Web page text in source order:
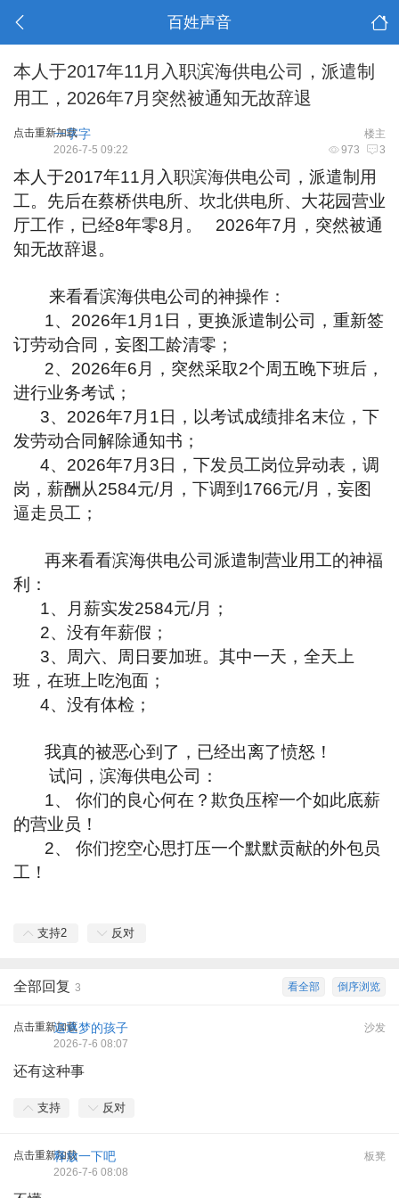
百姓声音
本人于2017年11月入职滨海供电公司，派遣制
用工，2026年7月突然被通知无故辞退
点击重新加载 楼主
一字字
973 3
2026-7-5 09:22
本人于2017年11月入职滨海供电公司，派遣制用
工。先后在蔡桥供电所、坎北供电所、大花园营业
厅工作，已经8年零8月。 2026年7月，突然被通
知无故辞退。
来看看滨海供电公司的神操作：
1、2026年1月1日，更换派遣制公司，重新签
订劳动合同，妄图工龄清零；
2、2026年6月，突然采取2个周五晚下班后，
进行业务考试；
3、2026年7月1日，以考试成绩排名末位，下
发劳动合同解除通知书；
4、2026年7月3日，下发员工岗位异动表，调
岗，薪酬从2584元/月，下调到1766元/月，妄图
逼走员工；
再来看看滨海供电公司派遣制营业用工的神福
利：
1、月薪实发2584元/月；
2、没有年薪假；
3、周六、周日要加班。其中一天，全天上
班，在班上吃泡面；
4、没有体检；
我真的被恶心到了，已经出离了愤怒！
试问，滨海供电公司：
1、 你们的良心何在？欺负压榨一个如此底薪
的营业员！
2、 你们挖空心思打压一个默默贡献的外包员
工！
支持2 反对
倒序浏览
看全部
全部回复 3
点击重新加载 沙发
追逐梦的孩子
2026-7-6 08:07
还有这种事
支持 反对
点击重新加载 板凳
释放一下吧
2026-7-6 08:08